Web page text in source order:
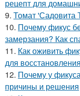
рецепт для
9. Томат 'Садовита
10. Почему фикус
замерзания? Как
11. Как оживить
для
12. Почему у
причины и решения